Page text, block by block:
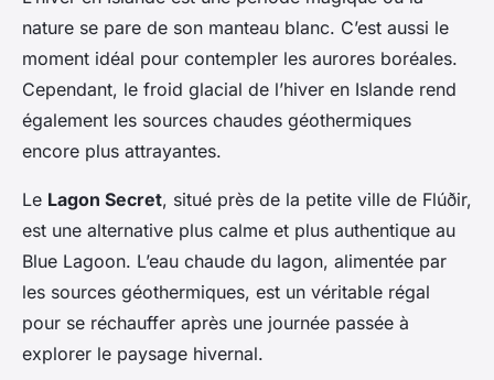
nature se pare de son manteau blanc. C’est aussi le
moment idéal pour contempler les aurores boréales.
Cependant, le froid glacial de l’hiver en Islande rend
également les sources chaudes géothermiques
encore plus attrayantes.
Le Lagon Secret, situé près de la petite ville de Flúðir,
est une alternative plus calme et plus authentique au
Blue Lagoon. L’eau chaude du lagon, alimentée par
les sources géothermiques, est un véritable régal
pour se réchauffer après une journée passée à
explorer le paysage hivernal.